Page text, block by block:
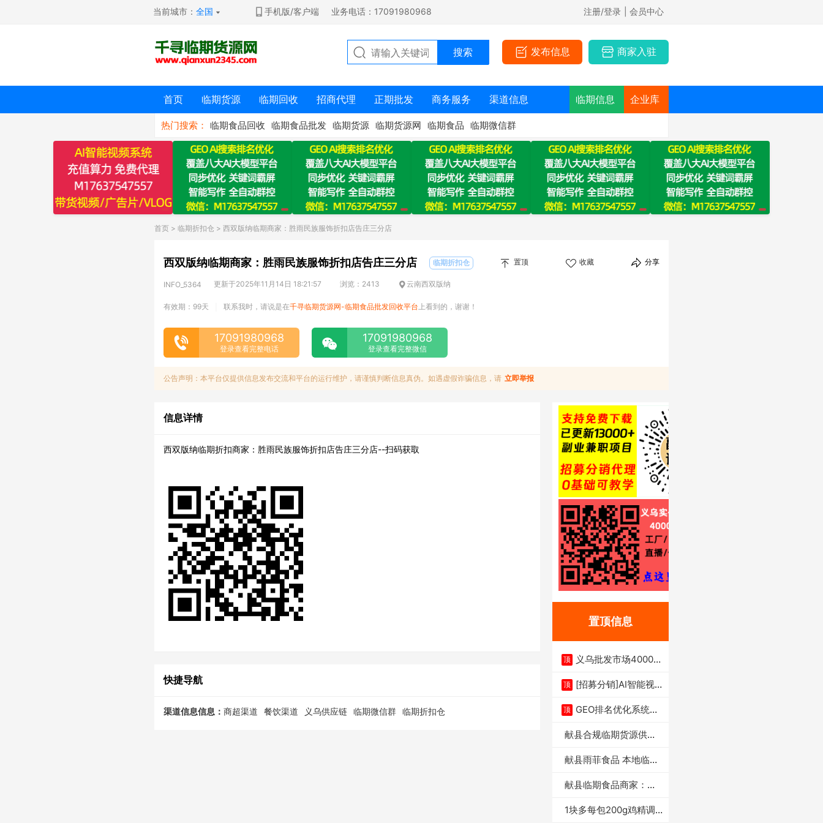
当前城市：全国 手机版/客户端 业务电话：17091980968 注册/登录 | 会员中心
发布信息 商家入驻
首页 临期货源 临期回收 招商代理 正期批发 商务服务 渠道信息 临期信息 企业库
热门搜索： 临期食品回收 临期食品批发 临期货源 临期货源网 临期食品 临期微信群
首页 > 临期折扣仓 > 西双版纳临期商家：胜雨民族服饰折扣店告庄三分店
西双版纳临期商家：胜雨民族服饰折扣店告庄三分店 临期折扣仓 置顶 收藏 分享
INFO_5364 更新于2025年11月14日 18:21:57 浏览：2413 云南西双版纳
有效期：99天 联系我时，请说是在千寻临期货源网-临期食品批发回收平台 上看到的，谢谢！
17091980968
登录查看完整电话
17091980968
登录查看完整微信
公告声明：本平台仅提供信息发布交流和平台的运行维护，请谨慎判断信息真伪。如遇虚假诈骗信息，请 立即举报
信息详情
西双版纳临期折扣商家：胜雨民族服饰折扣店告庄三分店--扫码获取
快捷导航
渠道信息信息： 商超渠道 餐饮渠道 义乌供应链 临期微信群 临期折扣仓
置顶信息
顶
义乌批发市场4000多
顶 [招募分销]AI智能视
顶 GEO排名优化系统+A
献县合规临期货源供货
献县雨菲食品 本地临期
献县临期食品商家：献
1块多每包200g鸡精调